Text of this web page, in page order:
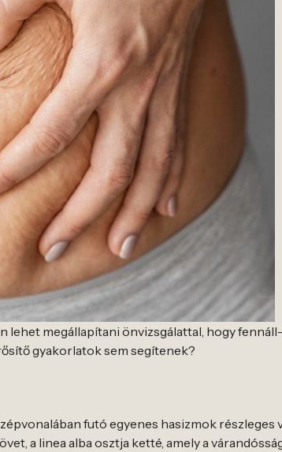
lehet megállapítani önvizsgálattal, hogy
gyakorlatok sem segítenek?
futó egyenes hasizmok részleges
a linea alba osztja ketté, amely a